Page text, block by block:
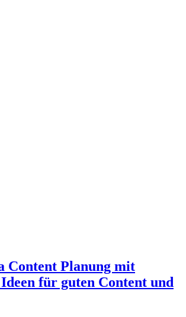
Content Planung mit
für guten Content und